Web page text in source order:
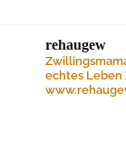
rehaugew
echtes Leben